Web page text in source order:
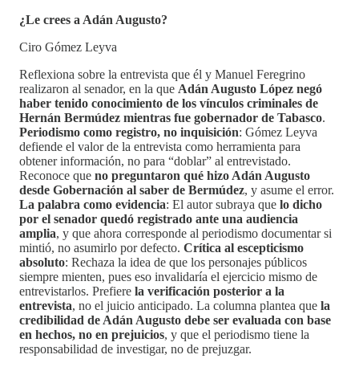
¿Le crees a Adán Augusto?
Ciro Gómez Leyva
Reflexiona sobre la entrevista que él y Manuel Feregrino
realizaron al senador, en la que Adán Augusto López negó
haber tenido conocimiento de los vínculos criminales de
Hernán Bermúdez mientras fue gobernador de Tabasco.
Periodismo como registro, no inquisición: Gómez Leyva
defiende el valor de la entrevista como herramienta para
obtener información, no para “doblar” al entrevistado.
Reconoce que no preguntaron qué hizo Adán Augusto
desde Gobernación al saber de Bermúdez, y asume el error.
La palabra como evidencia: El autor subraya que lo dicho
por el senador quedó registrado ante una audiencia
amplia, y que ahora corresponde al periodismo documentar si
mintió, no asumirlo por defecto. Crítica al escepticismo
absoluto: Rechaza la idea de que los personajes públicos
siempre mienten, pues eso invalidaría el ejercicio mismo de
entrevistarlos. Prefiere la verificación posterior a la
entrevista, no el juicio anticipado. La columna plantea que la
credibilidad de Adán Augusto debe ser evaluada con base
en hechos, no en prejuicios, y que el periodismo tiene la
responsabilidad de investigar, no de prejuzgar.